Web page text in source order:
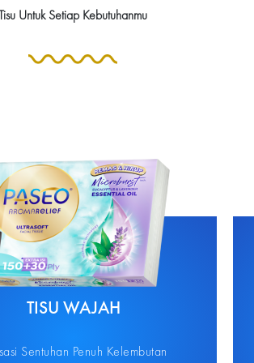
Untuk Setiap Kebutuhanmu
TISU WAJAH
Sentuhan Penuh Kelembutan